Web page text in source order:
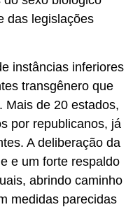
das legislações
instâncias inferiores
transgênero que
Mais de 20 estados,
por republicanos, já
A deliberação da
e um forte respaldo
abrindo caminho
medidas parecidas